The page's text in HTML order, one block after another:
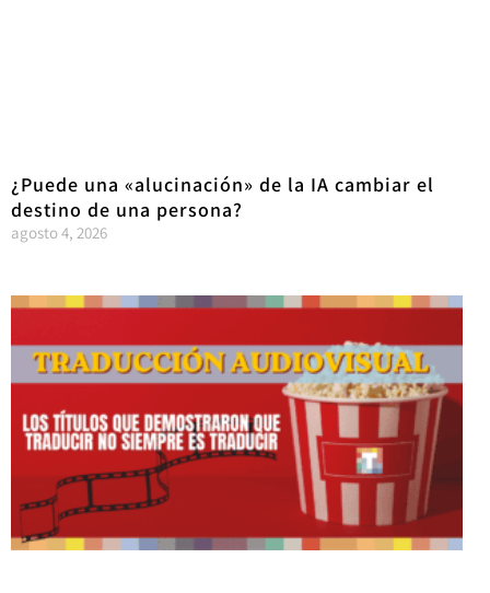
¿Puede una «alucinación» de la IA cambiar el
destino de una persona?
agosto 4, 2026